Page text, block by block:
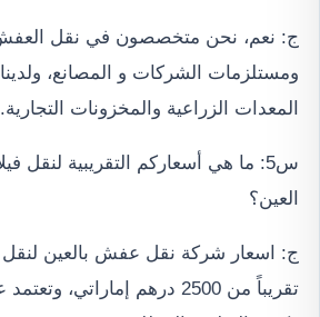
ج: نعم، نحن متخصصون في نقل
ومستلزمات الشركات و المصانع،
المعدات الزراعية والمخزونات التجارية.
س5: ما هي أسعاركم التقريبية لنقل
العين؟
ج: اسعار شركة نقل عفش بالعين لنقل
تقريباً من 2500 درهم إماراتي،